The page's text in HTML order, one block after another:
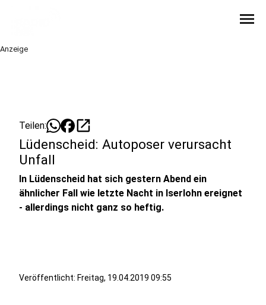
menu
Anzeige
Teilen: open_in_new
Lüdenscheid: Autoposer verursacht
Unfall
In Lüdenscheid hat sich gestern Abend ein
ähnlicher Fall wie letzte Nacht in Iserlohn ereignet
- allerdings nicht ganz so heftig.
Veröffentlicht: Freitag, 19.04.2019 09:55